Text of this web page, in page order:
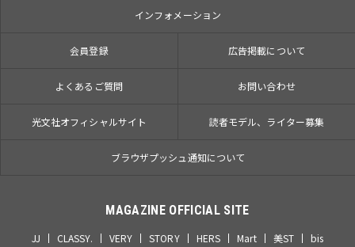
インフォメーション
会員登録 広告掲載について
よくあるご質問 お問い合わせ
光文社オフィシャルサイト 読者モデル、ライター募集
ブラウザプッシュ通知について
MAGAZINE OFFICIAL SITE
JJ CLASSY. VERY STORY HERS Mart 美ST bis